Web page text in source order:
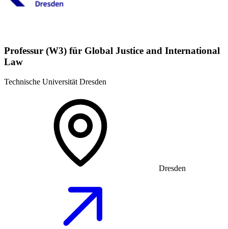
Professur (W3) für Global Justice and International
Law
Technische Universität Dresden
Dresden